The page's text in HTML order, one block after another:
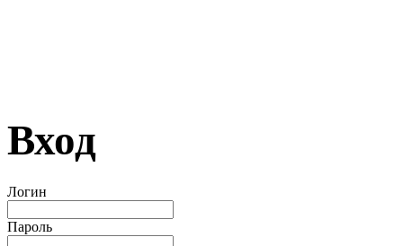
Вход
Логин
Пароль